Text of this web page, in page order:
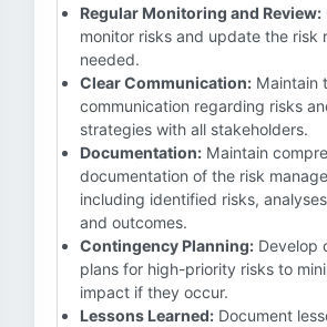
Regular Monitoring and Review:
monitor risks and update the risk
needed.
Clear Communication: Maintain
communication regarding risks
strategies with all stakeholders.
Documentation: Maintain
documentation of the risk
including identified risks,
and outcomes.
Contingency Planning: Develop
plans for high-priority risks to
impact if they occur.
Lessons Learned: Document